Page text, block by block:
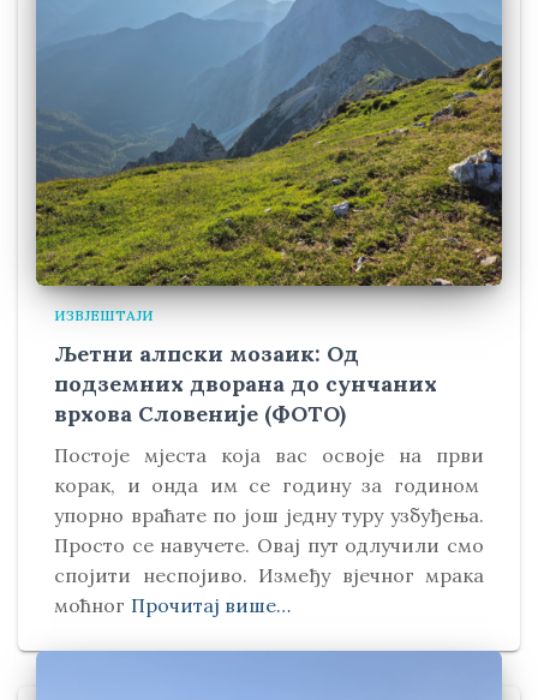
ИЗВЈЕШТАЈИ
Љетни алпски мозаик: Од
подземних дворана до сунчаних
врхова Словеније (ФОТО)
Постоје мјеста која вас освоје на први
корак, и онда им се годину за годином
упорно враћате по још једну туру узбуђења.
Просто се навучете. Овај пут одлучили смо
спојити неспојиво. Између вјечног мрака
моћног Прочитај више…